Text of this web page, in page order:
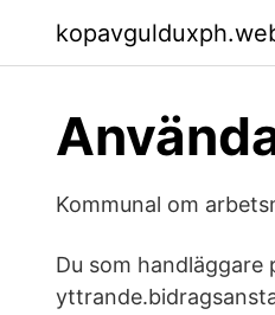
Kommunal om
Du som